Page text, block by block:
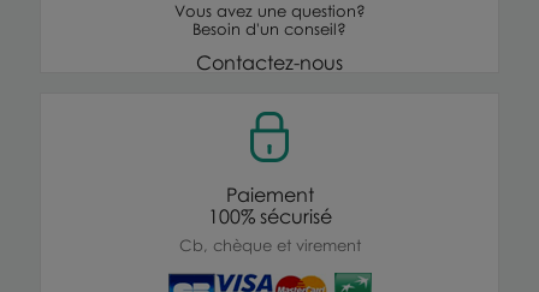
Vous avez une question?
Besoin d'un conseil?
Contactez-nous
Paiement
100% sécurisé
Cb, chèque et virement